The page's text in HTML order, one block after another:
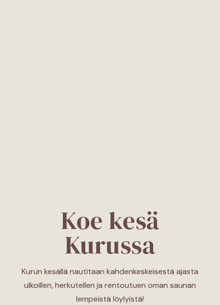
Koe kesä
Kurussa
Kurun kesällä nautitaan kahdenkeskeisestä ajasta
ulkoillen, herkutellen ja rentoutuen oman saunan
lempeistä löylyistä!